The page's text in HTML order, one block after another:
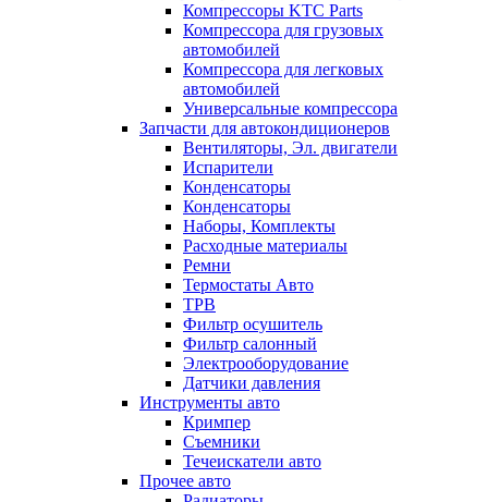
Компрессоры KTC Parts
Компрессора для грузовых
автомобилей
Компрессора для легковых
автомобилей
Универсальные компрессора
Запчасти для автокондиционеров
Вентиляторы, Эл. двигатели
Испарители
Конденсаторы
Конденсаторы
Наборы, Комплекты
Расходные материалы
Ремни
Термостаты Авто
ТРВ
Фильтр осушитель
Фильтр салонный
Электрооборудование
Датчики давления
Инструменты авто
Кримпер
Съемники
Течеискатели авто
Прочее авто